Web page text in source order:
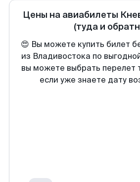
Цены на авиабилеты
(туда и
😍 Вы можете купить билет
из Владивостока по
вы можете выбрать перелет
если уже знаете дату